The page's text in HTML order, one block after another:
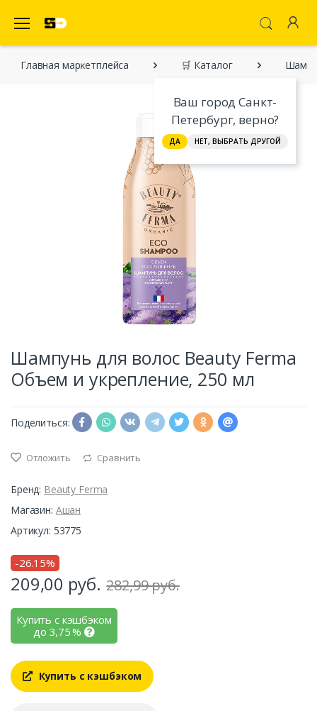
Ваш город Санкт-
Петербург, верно?
ДА НЕТ, ВЫБРАТЬ ДРУГОЙ
Главная марĸетплейса 🛒 Каталог
Шампунь для волос Beauty Ferma
Объем и укрепление, 250 мл
Поделиться:
Отложить Сравнить
Бренд: Beauty Ferma
Магазин: Ашан
Артикул: 53775
-26.15%
209,00 руб. 282,99 руб.
Купить с кэшбэком
до 3,75%
Купить с кэшбэком